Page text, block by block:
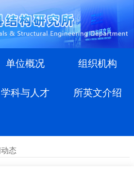
单位概况 组织机构
学科与人才 所英文介绍
态